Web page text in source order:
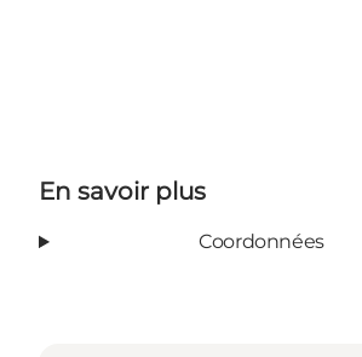
En savoir plus
Coordonnées